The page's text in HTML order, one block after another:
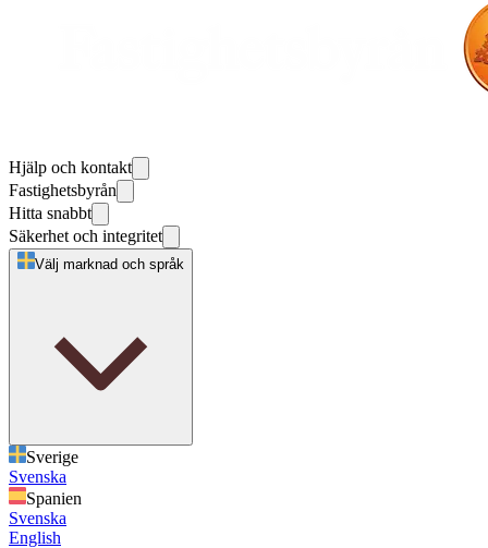
Hjälp och kontakt
Fastighetsbyrån
Hitta snabbt
Säkerhet och integritet
Välj marknad och språk
Sverige
Svenska
Spanien
Svenska
English